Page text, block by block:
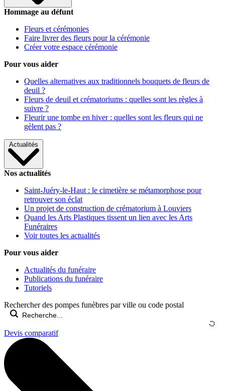
Hommage au défunt
Fleurs et cérémonies
Faire livrer des fleurs pour la cérémonie
Créer votre espace cérémonie
Pour vous aider
Quelles alternatives aux traditionnels bouquets de fleurs de
deuil ?
Fleurs de deuil et crématoriums : quelles sont les règles à
suivre ?
Fleurir une tombe en hiver : quelles sont les fleurs qui ne
gèlent pas ?
Actualités
Nos actualités
Saint-Juéry-le-Haut : le cimetière se métamorphose pour
retrouver son éclat
Un projet de construction de crématorium à Louviers
Quand les Arts Plastiques tissent un lien avec les Arts
Funéraires
Voir toutes les actualités
Pour vous aider
Actualités du funéraire
Publications du funéraire
Tutoriels
Rechercher des pompes funèbres par ville ou code postal
Devis comparatif